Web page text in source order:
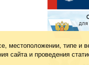
, местоположении, типе и
сайта и проведения